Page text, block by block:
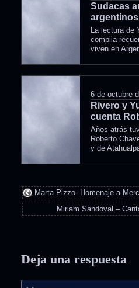
Sudacas
La lectura de
compila
viven en
6 de octubre
Rivero y
cuenta
Años atrás
Roberto
y de
Marta Pizzo- Homenaje a
Miriam Sandoval –
Deja una respuesta